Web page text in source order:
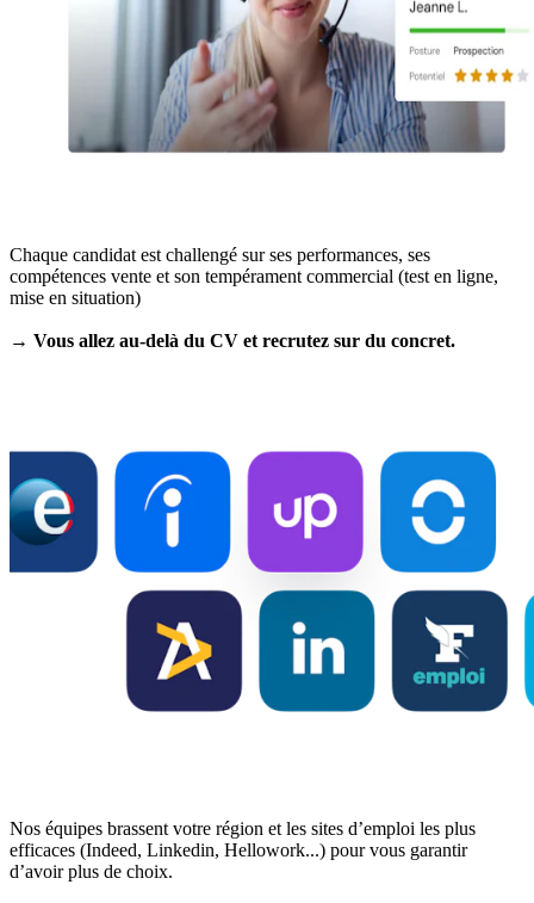
Chaque candidat est challengé sur ses performances, ses
compétences vente et son tempérament commercial (test en ligne,
mise en situation)
→ Vous allez au-delà du CV et recrutez sur du concret.
Nos équipes brassent votre région et les sites d’emploi les plus
efficaces (Indeed, Linkedin, Hellowork...) pour vous garantir
d’avoir plus de choix.